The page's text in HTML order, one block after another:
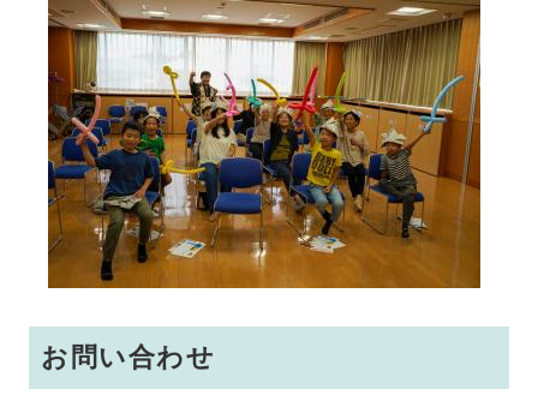
お問い合わせ